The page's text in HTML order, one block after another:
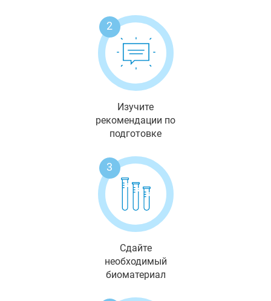
2
Изучите
рекомендации по
подготовке
3
Сдайте
необходимый
биоматериал